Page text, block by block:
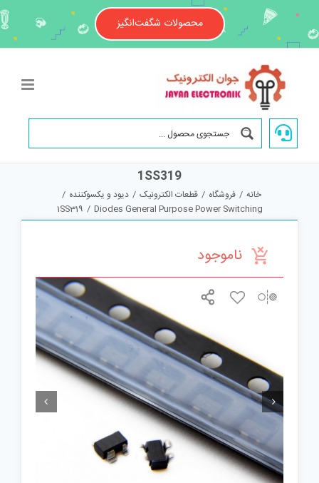
content
محصولات شگفت‌انگیز
1SS319
خانه / فروشگاه / قطعات الکترونیک / دیود و یکسوکننده /
Diodes General Purpose Power Switching
/
1SS319
ناموجود
 